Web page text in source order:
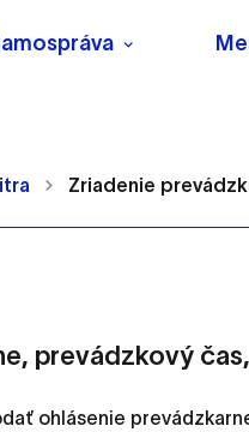
Zriadenie
prevádzkový
ohlásenie
cookies